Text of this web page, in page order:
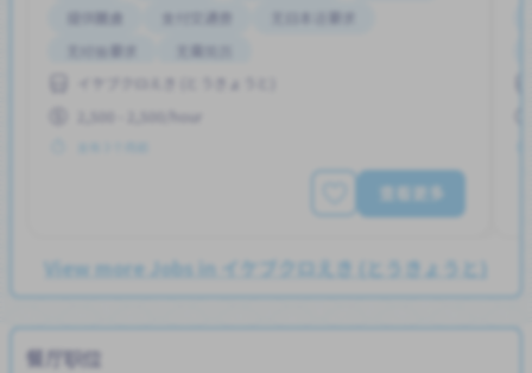
提供膳食
支付交通费
无日本语要求
无经验要求
无需简历
イケブクロえき (とうきょうと)
2,500 - 2,500/hour
查看更多
View more Jobs in イケブクロえき (とうきょうと)
餐厅职位